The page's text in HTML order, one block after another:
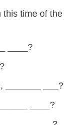
this time of the
____?
_______ ___?
____?